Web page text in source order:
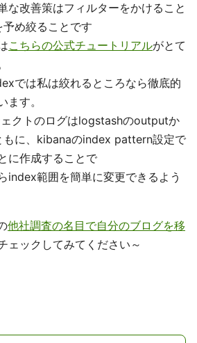
な改善策はフィルターをかけること
め絞ることです
こちらの公式チュートリアルがとて
では私は絞れるところなら徹底的
ます。
クトのログはlogstashのoutputか
もに、kibanaのindex pattern設定で
に作成することで
index範囲を簡単に変更できるよう
他社調査の名目で自分のブログを移
ェックしてみてください～